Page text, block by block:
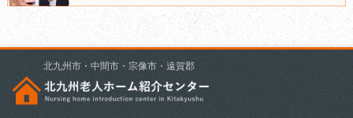
北九州市・中間市・宗像市・遠賀郡